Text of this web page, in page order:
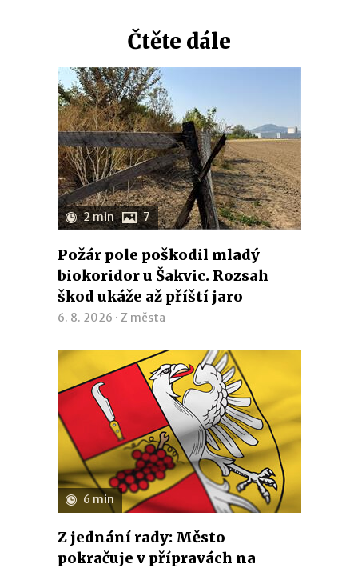
Čtěte dále
2 min 7
Požár pole poškodil mladý
biokoridor u Šakvic. Rozsah
škod ukáže až příští jaro
6. 8. 2026 · Z města
6 min
Z jednání rady: Město
pokračuje v přípravách na